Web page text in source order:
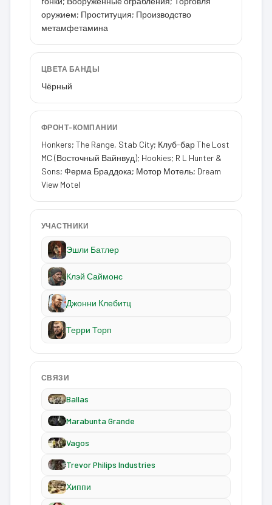
оружием; Проституция; Производство
метамфетамина
ЦВЕТА БАНДЫ
Чёрный
ФРОНТ-КОМПАНИИ
Honkers; The Range, Stab City; Клуб-бар The Lost
MC (Восточный Вайнвуд); Hookies; R L Hunter &
Sons; Ферма Браддока; Мотор Мотель; Dream
View Motel
УЧАСТНИКИ
Эшли Батлер
Клэй Саймонс
Джонни Клебитц
Терри Торп
СВЯЗИ
Ballas
Marabunta Grande
Vagos
Trevor Philips Industries
Хиппи